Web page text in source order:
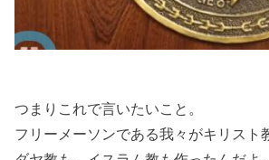
つまりこれで言いたいこと。
フリーメーソンである我々がキリスト